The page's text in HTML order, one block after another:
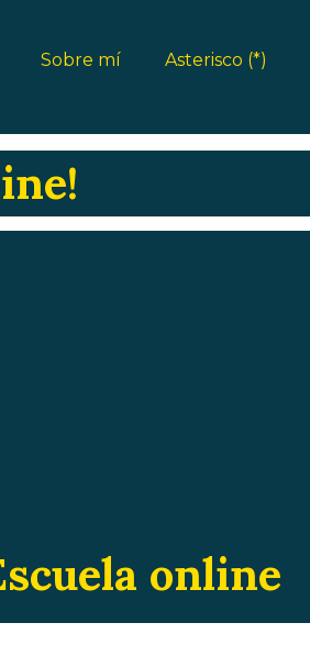
Sobre mí Asterisco (*)
online